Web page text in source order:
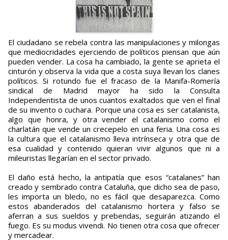
El ciudadano se rebela contra las manipulaciones y milongas
que mediocridades ejerciendo de políticos piensan que aún
pueden vender. La cosa ha cambiado, la gente se aprieta el
cinturón y observa la vida que a costa suya llevan los clanes
políticos. Si rotundo fue el fracaso de la Manifa-Romería
sindical de Madrid mayor ha sido la Consulta
Independentista de unos cuantos exaltados que ven el final
de su invento o cuchara. Porque una cosa es ser catalanista,
algo que honra, y otra vender el catalanismo como el
charlatán que vende un crecepelo en una feria. Una cosa es
la cultura que el catalanismo lleva intrínseca y otra que de
esa cualidad y contenido quieran vivir algunos que ni a
mileuristas llegarían en el sector privado.
El daño está hecho, la antipatía que esos “catalanes” han
creado y sembrado contra Cataluña, que dicho sea de paso,
les importa un bledo, no es fácil que desaparezca. Como
estos abanderados del catalanismo hortera y falso se
aferran a sus sueldos y prebendas, seguirán atizando el
fuego. Es su modus vivendi. No tienen otra cosa que ofrecer
y mercadear.